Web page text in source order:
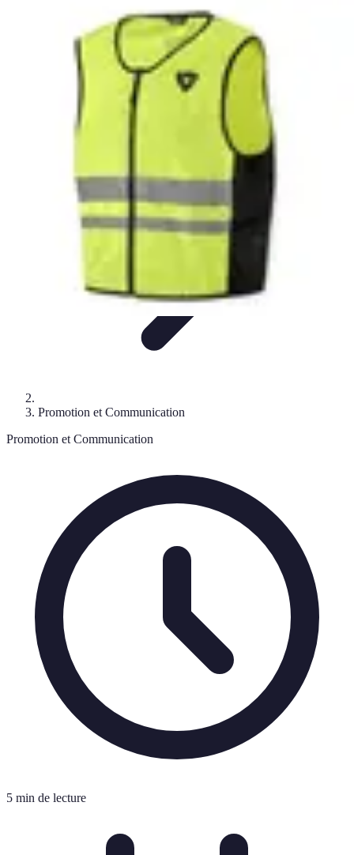
Rejoindre un ClubGestion de ClubCréation et Gestion de
Formation d'Équipe Coaching et Équipe
Promotion et Communication
Promotion et Communication
5 min de lecture